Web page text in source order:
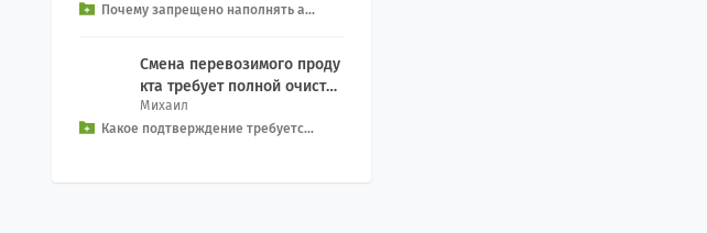
розу опрокидыван...
Почему запрещено наполнять а...
Смена перевозимого проду
кта требует полной очистки
емкости: Процедура: Включ
ает в себя про...
Михаил
Какое подтверждение требуетс...